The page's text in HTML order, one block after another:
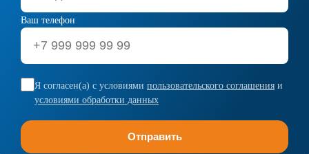
Ваш телефон
Я согласен(а) с условиями пользовательского соглашения и
условиями обработки данных